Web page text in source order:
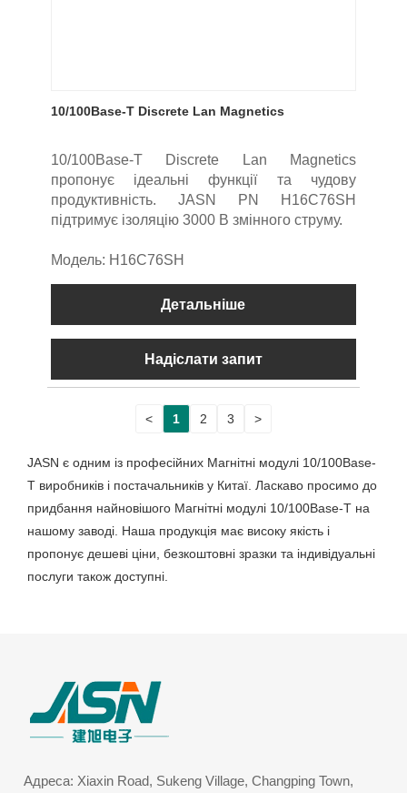
10/100Base-T Discrete Lan Magnetics
10/100Base-T Discrete Lan Magnetics
пропонує ідеальні функції та чудову
продуктивність. JASN PN H16C76SH
підтримує ізоляцію 3000 В змінного струму.
Модель: H16C76SH
Детальніше
Надіслати запит
< 1 2 3 >
JASN є одним із професійних Магнітні модулі 10/100Base-
T виробників і постачальників у Китаї. Ласкаво просимо до
придбання найновішого Магнітні модулі 10/100Base-T на
нашому заводі. Наша продукція має високу якість і
пропонує дешеві ціни, безкоштовні зразки та індивідуальні
послуги також доступні.
Адреса: Xiaxin Road, Sukeng Village, Changping Town,